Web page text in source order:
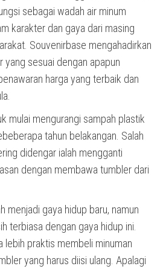
sebagai wadah air minum
karakter dan gaya dari masing
Souvenirbase mengahadirkan
yang sesuai dengan apapun
harga yang terbaik dan
mulai mengurangi sampah plastik
tahun belakangan. Salah
didengar ialah mengganti
dengan membawa tumbler dari
menjadi gaya hidup baru, namun
terbiasa dengan gaya hidup ini.
lebih praktis membeli minuman
yang harus diisi ulang. Apalagi